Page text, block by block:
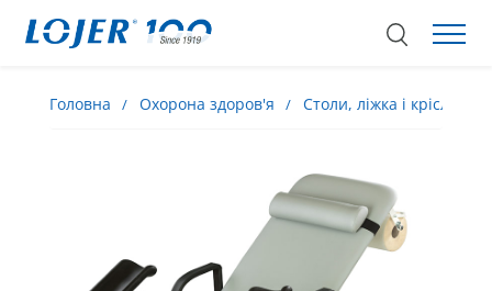
Головна Охорона здоров'я Столи, ліжка і крісла